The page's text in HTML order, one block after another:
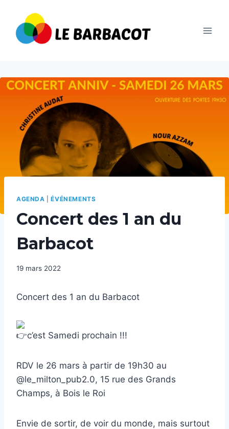
contenu
AGENDA |ÉVÉNEMENTS
Concert des 1 an du
Barbacot
19 mars 2022
Concert des 1 an du Barbacot
c’est Samedi prochain !!!
RDV le 26 mars à partir de 19h30 au
@le_milton_pub2.0, 15 rue des Grands
Champs, à Bois le Roi
Envie de sortir, de voir du monde, mais surtout